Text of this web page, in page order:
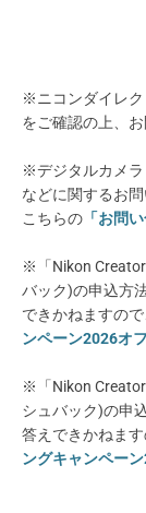
※ニコンダイレク
をご確認の上、お
※デジタルカメラ
などに関するお
こちらの 「お問
※「Nikon
バック)の申込方
できかねますの
ンペーン2026オ
※「Nikon
シュバック)の申
答えできかねま
ングキャンペー